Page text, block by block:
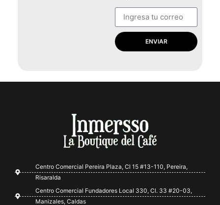
ENVIAR
Centro Comercial Pereira Plaza, Cl 15 #13-110, Pereira,
Risaralda
Centro Comercial Fundadores Local 330, Cl. 33 #20-03,
Manizales, Caldas